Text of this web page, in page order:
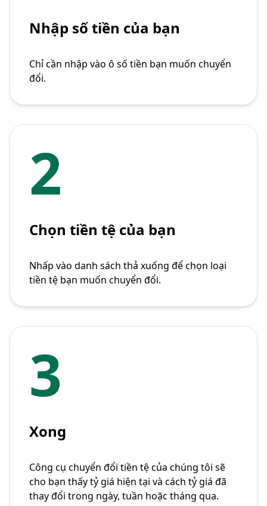
Nhập số tiền của bạn
Chỉ cần nhập vào ô số tiền bạn muốn chuyển
đổi.
2
Chọn tiền tệ của bạn
Nhấp vào danh sách thả xuống để chọn loại
tiền tệ bạn muốn chuyển đổi.
3
Xong
Công cụ chuyển đổi tiền tệ của chúng tôi sẽ
cho bạn thấy tỷ giá hiện tại và cách tỷ giá đã
thay đổi trong ngày, tuần hoặc tháng qua.